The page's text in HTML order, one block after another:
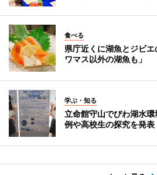
食べる
県庁近くに湖魚とジビ
ワマス以外の湖魚も」
学ぶ・知る
立命館守山でびわ湖水
例や高校生の探究を発表